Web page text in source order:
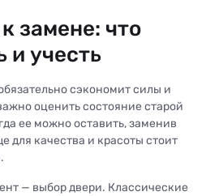
замене: что
и учесть
сэкономит силы и
оценить состояние старой
ее можно оставить, заменив
для качества и красоты стоит
— выбор двери. Классические